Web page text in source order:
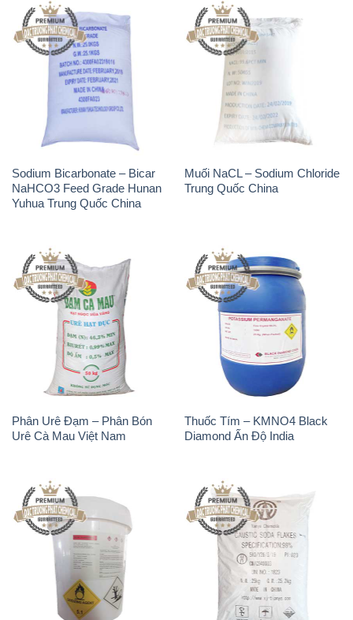
Sodium Bicarbonate – Bicar
NaHCO3 Feed Grade Hunan
Yuhua Trung Quốc China
Muối NaCL – Sodium Chloride
Trung Quốc China
Phân Urê Đạm – Phân Bón
Urê Cà Mau Việt Nam
Thuốc Tím – KMNO4 Black
Diamond Ấn Độ India